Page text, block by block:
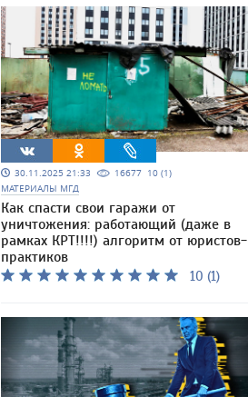
30.11.2025 21:33 16677 10 (1)
МАТЕРИАЛЫ МГД
Как спасти свои гаражи от
уничтожения: работающий (даже в
рамках КРТ!!!!) алгоритм от юристов-
практиков
10 (1)